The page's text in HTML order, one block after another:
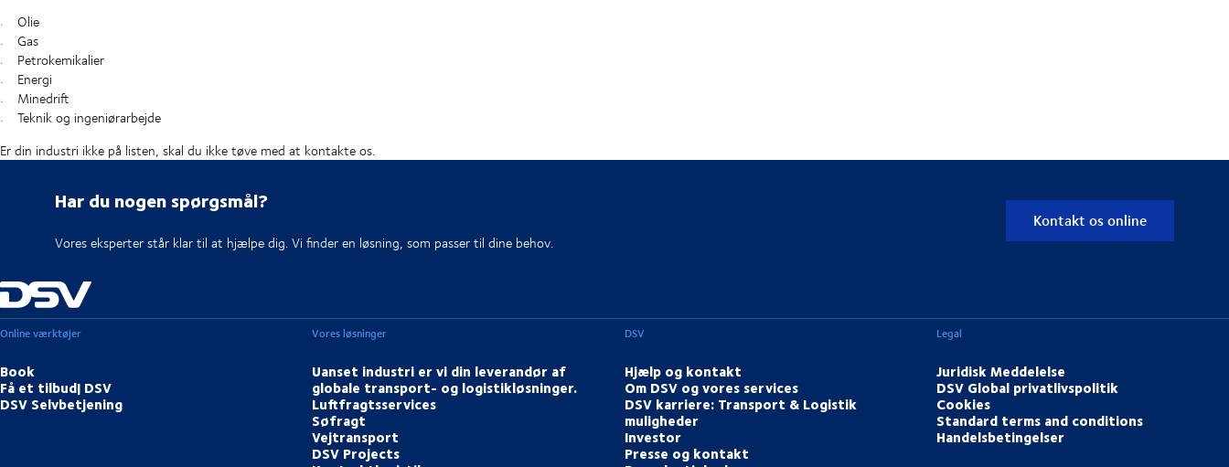
Olie
Gas
Petrokemikalier
Energi
Minedrift
Teknik og ingeniørarbejde
Er din industri ikke på listen, skal du ikke tøve med at kontakte os.
Har du nogen spørgsmål?
Vores eksperter står klar til at hjælpe dig. Vi finder en løsning, som passer til dine behov.
Kontakt os online
Online værktøjer
Book
Få et tilbud| DSV
DSV Selvbetjening
Vores løsninger
Uanset industri er vi din leverandør af
globale transport- og logistikløsninger.
Luftfragtsservices
Søfragt
Vejtransport
DSV Projects
DSV
Hjælp og kontakt
Om DSV og vores services
DSV karriere: Transport & Logistik
muligheder
Investor
Presse og kontakt
Legal
Juridisk Meddelelse
DSV Global privatlivspolitik
Cookies
Standard terms and conditions
Handelsbetingelser